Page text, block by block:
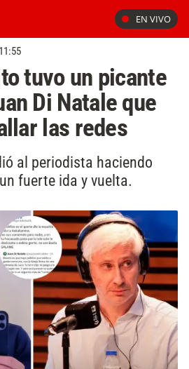
EN VIVO
tuvo un picante
Di Natale que
las redes
al periodista haciendo
fuerte ida y vuelta.